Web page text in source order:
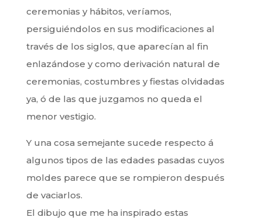
ceremonias y hábitos, veríamos,
persiguiéndolos en sus modificaciones al
través de los siglos, que aparecían al fin
enlazándose y como derivación natural de
ceremonias, costumbres y fiestas olvidadas
ya, ó de las que juzgamos no queda el
menor vestigio.
Y una cosa semejante sucede respecto á
algunos tipos de las edades pasadas cuyos
moldes parece que se rompieron después
de vaciarlos.
El dibujo que me ha inspirado estas